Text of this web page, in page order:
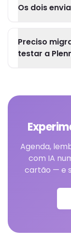
Os dois
Preciso
testar a
Agenda,
com IA
cartão — e